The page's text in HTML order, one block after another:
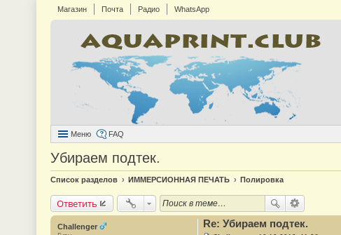
Магазин Почта Радио WhatsApp
Меню FAQ
Убираем подтек.
Список разделов ИММЕРСИОННАЯ ПЕЧАТЬ Полировка
Ответить
Challenger Re: Убираем подтек.